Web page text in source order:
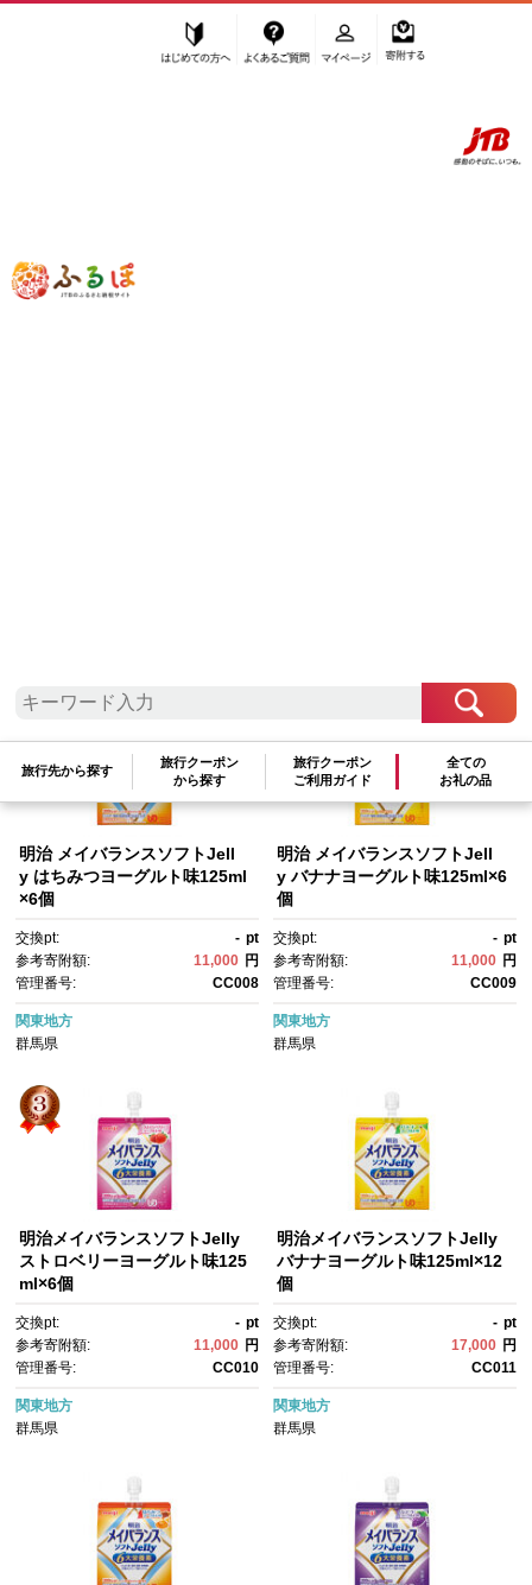
ふるぽ JTBのふるさと納税サイト
旅行先から探す
旅行クーポン
から探す
旅行クーポン
ご利用ガイド
全ての
お礼の品
明治 メイバランスソフトJell
y はちみつヨーグルト味125ml
×6個
交換pt: - pt
参考寄附額:
11,000 円
管理番号:
CC008
関東地方
群馬県
明治 メイバランスソフトJell
y バナナヨーグルト味125ml×6
個
交換pt: - pt
参考寄附額:
11,000 円
管理番号:
CC009
関東地方
群馬県
明治メイバランスソフトJelly
ストロベリーヨーグルト味125
ml×6個
交換pt: - pt
参考寄附額:
11,000 円
管理番号:
CC010
関東地方
群馬県
明治メイバランスソフトJelly
バナナヨーグルト味125ml×12
個
交換pt: - pt
参考寄附額:
17,000 円
管理番号:
CC011
関東地方
群馬県